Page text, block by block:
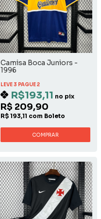
Camisa Boca Juniors -
1996
LEVE 3 PAGUE 2
R$193,11 no pix
R$ 209,90
R$ 193,11 com Boleto
COMPRAR